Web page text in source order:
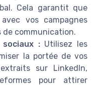
Cela garantit que
vos campagnes
communication.
sociaux :Utilisez les
la portée de vos
sur LinkedIn,
pour attirer